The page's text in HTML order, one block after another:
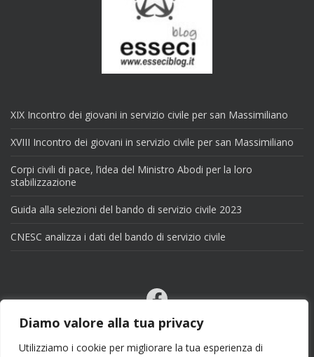
Diamo valore alla tua privacy
Utilizziamo i cookie per migliorare la tua esperienza di
XIX Incontro dei giovani in servizio civile per san Massimiliano
XVIII Incontro dei giovani in servizio civile per san Massimiliano
Corpi civili di pace, l’idea del Ministro Abodi per la loro
stabilizzazione
Guida alla selezioni del bando di servizio civile 2023
CNESC analizza i dati del bando di servizio civile
Facebook
Email
X